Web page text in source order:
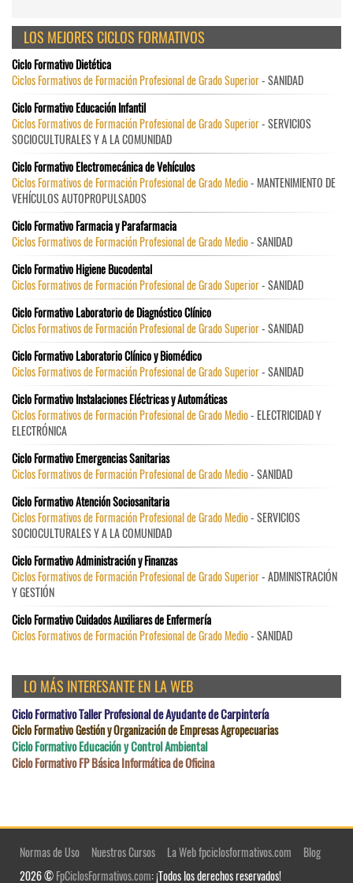
LOS MEJORES CICLOS FORMATIVOS
Ciclo Formativo Dietética
Ciclos Formativos de Formación Profesional de Grado Superior- SANIDAD
Ciclo Formativo Educación Infantil
Ciclos Formativos de Formación Profesional de Grado Superior- SERVICIOS
SOCIOCULTURALES Y A LA COMUNIDAD
Ciclo Formativo Electromecánica de Vehículos
Ciclos Formativos de Formación Profesional de Grado Medio- MANTENIMIENTO DE
VEHÍCULOS AUTOPROPULSADOS
Ciclo Formativo Farmacia y Parafarmacia
Ciclos Formativos de Formación Profesional de Grado Medio- SANIDAD
Ciclo Formativo Higiene Bucodental
Ciclos Formativos de Formación Profesional de Grado Superior- SANIDAD
Ciclo Formativo Laboratorio de Diagnóstico Clínico
Ciclos Formativos de Formación Profesional de Grado Superior- SANIDAD
Ciclo Formativo Laboratorio Clínico y Biomédico
Ciclos Formativos de Formación Profesional de Grado Superior- SANIDAD
Ciclo Formativo Instalaciones Eléctricas y Automáticas
Ciclos Formativos de Formación Profesional de Grado Medio- ELECTRICIDAD Y
ELECTRÓNICA
Ciclo Formativo Emergencias Sanitarias
Ciclos Formativos de Formación Profesional de Grado Medio- SANIDAD
Ciclo Formativo Atención Sociosanitaria
Ciclos Formativos de Formación Profesional de Grado Medio- SERVICIOS
SOCIOCULTURALES Y A LA COMUNIDAD
Ciclo Formativo Administración y Finanzas
Ciclos Formativos de Formación Profesional de Grado Superior- ADMINISTRACIÓN
Y GESTIÓN
Ciclo Formativo Cuidados Auxiliares de Enfermería
Ciclos Formativos de Formación Profesional de Grado Medio- SANIDAD
LO MÁS INTERESANTE EN LA WEB
Ciclo Formativo Taller Profesional de Ayudante de Carpintería
Ciclo Formativo Gestión y Organización de Empresas Agropecuarias
Ciclo Formativo Educación y Control Ambiental
Ciclo Formativo FP Básica Informática de Oficina
Normas de Uso Nuestros Cursos La Web fpciclosformativos.com
Blog
2026 ©FpCiclosFormativos.com: ¡Todos los derechos reservados!